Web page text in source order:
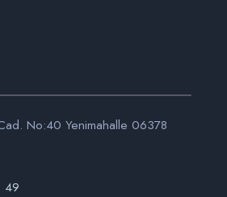
No:40 Yenimahalle 06378
49